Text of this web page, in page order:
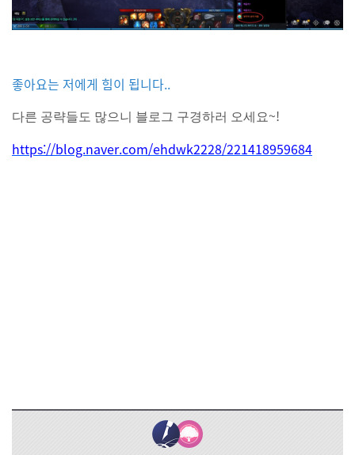
좋아요는 저에게 힘이 됩니다..
다른 공략들도 많으니 블로그 구경하러 오세요~!
https://blog.naver.com/ehdwk2228/221418959684